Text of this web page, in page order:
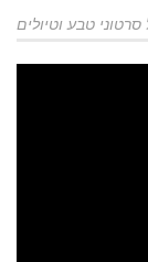
טבע וטיולים